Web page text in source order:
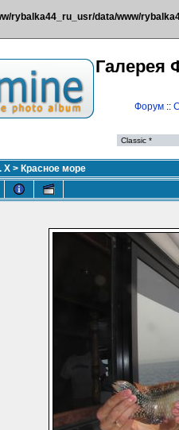
rybalka44_ru_usr/data/www/
Галерея
Форум::
X > Красное море